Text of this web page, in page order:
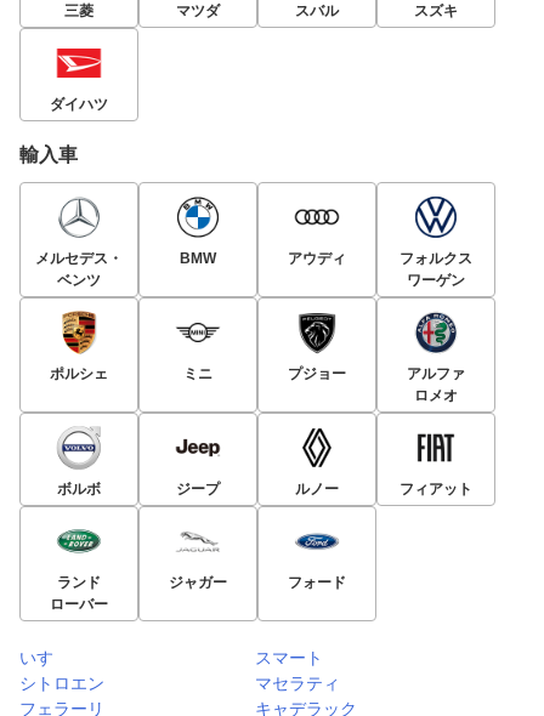
三菱 マツダ スバル スズキ
ダイハツ
輸入車
メルセデス・
ベンツ
BMW アウディ
フォルクス
ワーゲン
ポルシェ ミニ プジョー
アルファ
ロメオ
ボルボ ジープ ルノー フィアット
ランド
ローバー
ジャガー フォード
いすゞ
スマート
シトロエン
マセラティ
フェラーリ
キャデラック